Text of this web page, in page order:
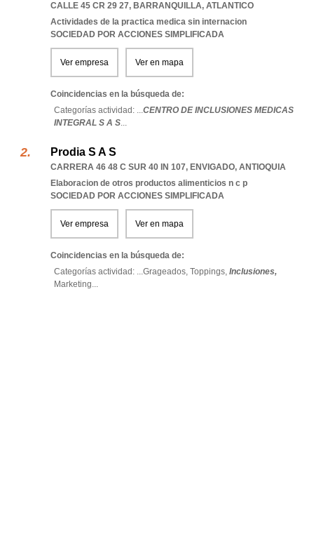
CALLE 45 CR 29 27, BARRANQUILLA, ATLANTICO
Actividades de la practica medica sin internacion
SOCIEDAD POR ACCIONES SIMPLIFICADA
Ver empresa Ver en mapa
Coincidencias en la búsqueda de:
Categorías actividad: ...CENTRO DE INCLUSIONES MEDICAS
INTEGRAL S A S...
Prodia S A S
CARRERA 46 48 C SUR 40 IN 107, ENVIGADO, ANTIOQUIA
Elaboracion de otros productos alimenticios n c p
SOCIEDAD POR ACCIONES SIMPLIFICADA
Ver empresa Ver en mapa
Coincidencias en la búsqueda de:
Categorías actividad: ...Grageados, Toppings, Inclusiones,
Marketing...